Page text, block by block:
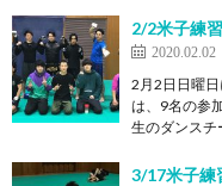
2/2米子練
2020.02.02
2月2日日曜
は、9名の参
生のダンス
3/17米子練